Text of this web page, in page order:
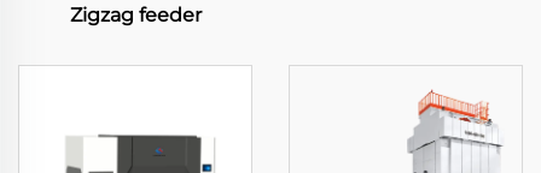
Zigzag feeder